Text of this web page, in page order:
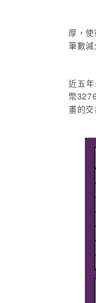
厚，
筆數
近五
幣
畫的